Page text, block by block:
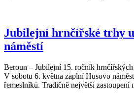
Jubilejní hrnčířské trhy
náměstí
Beroun – Jubilejní 15. ročník
V sobotu 6. května zaplní Husovo
řemeslníků. Tradičně největší zastoupení